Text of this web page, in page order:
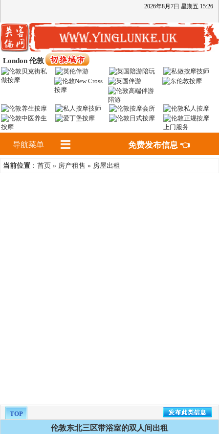
2026年8月 7日 星期五 15:26
London 伦敦
导航菜单 免费发布信息 👈
当前位置 ： 首页 » 房产租售 » 房屋出租
TOP
伦敦东北三区带浴室的双人间出租